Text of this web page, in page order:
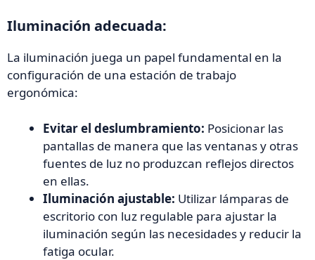
Iluminación adecuada:
La iluminación juega un papel fundamental en la
configuración de una estación de trabajo
ergonómica:
Evitar el deslumbramiento: Posicionar las
pantallas de manera que las ventanas y otras
fuentes de luz no produzcan reflejos directos
en ellas.
Iluminación ajustable: Utilizar lámparas de
escritorio con luz regulable para ajustar la
iluminación según las necesidades y reducir la
fatiga ocular.